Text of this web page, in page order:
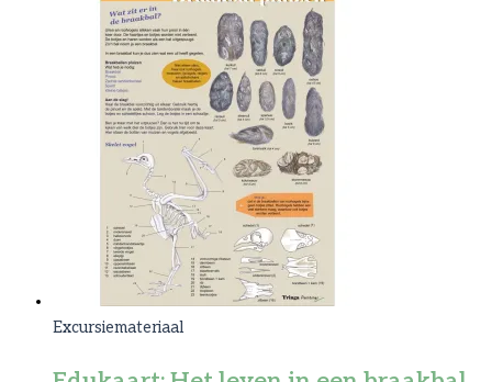
Excursiemateriaal